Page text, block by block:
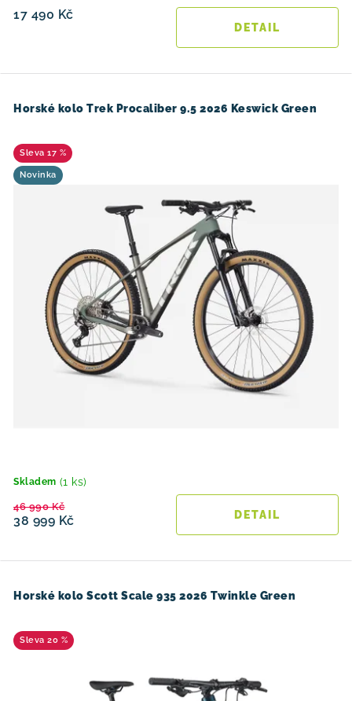
17 490 Kč
Horské kolo Trek Procaliber 9.5 2026 Keswick Green
17 %
Novinka
Skladem (1 ks)
38 999 Kč
46 990 Kč
Horské kolo Scott Scale 935 2026 Twinkle Green
20 %